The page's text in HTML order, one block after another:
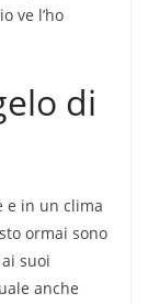
ve l’ho
di
e in un clima
ormai sono
suoi
anche